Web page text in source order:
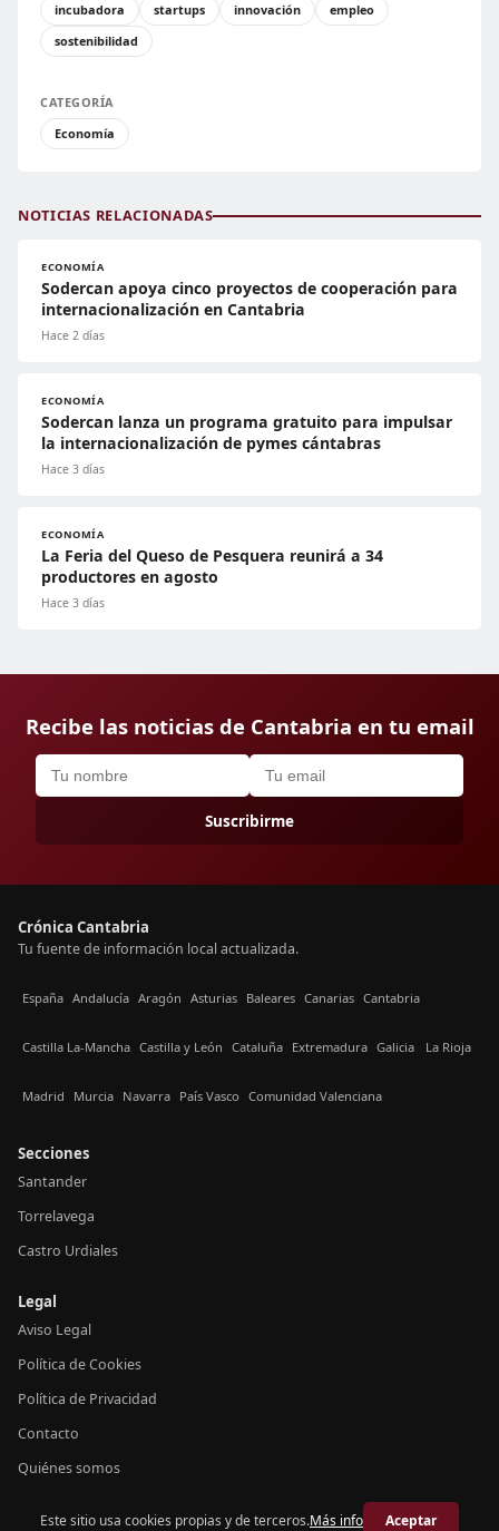
incubadora
startups innovación
empleo
sostenibilidad
CATEGORÍA
Economía
NOTICIAS RELACIONADAS
ECONOMÍA
Sodercan apoya cinco proyectos de cooperación para
internacionalización en Cantabria
Hace 2 días
ECONOMÍA
Sodercan lanza un programa gratuito para impulsar
la internacionalización de pymes cántabras
Hace 3 días
ECONOMÍA
La Feria del Queso de Pesquera reunirá a 34
productores en agosto
Hace 3 días
Recibe las noticias de Cantabria en tu email
Suscribirme
Crónica Cantabria
Tu fuente de información local actualizada.
España Andalucía Aragón Asturias Baleares Canarias Cantabria
Castilla La-Mancha Castilla y León Cataluña Extremadura Galicia La Rioja
Madrid Murcia Navarra País Vasco Comunidad Valenciana
Secciones
Santander
Torrelavega
Castro Urdiales
Legal
Aviso Legal
Política de Cookies
Política de Privacidad
Contacto
Quiénes somos
Este sitio usa cookies propias y de terceros.Más info Aceptar